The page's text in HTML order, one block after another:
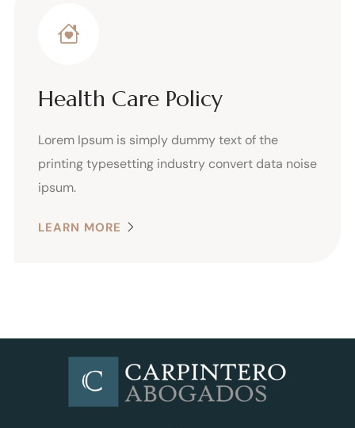
Health Care Policy
Lorem Ipsum is simply dummy text of the
printing typesetting industry convert data noise
ipsum.
LEARN MORE